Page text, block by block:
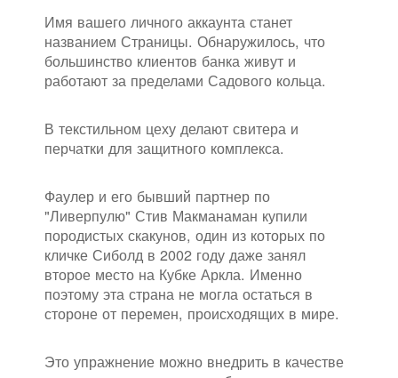
Имя вашего личного аккаунта станет
названием Страницы. Обнаружилось, что
большинство клиентов банка живут и
работают за пределами Садового кольца.
В текстильном цеху делают свитера и
перчатки для защитного комплекса.
Фаулер и его бывший партнер по
"Ливерпулю" Стив Макманаман купили
породистых скакунов, один из которых по
кличке Сиболд в 2002 году даже занял
второе место на Кубке Аркла. Именно
поэтому эта страна не могла остаться в
стороне от перемен, происходящих в мире.
Это упражнение можно внедрить в качестве